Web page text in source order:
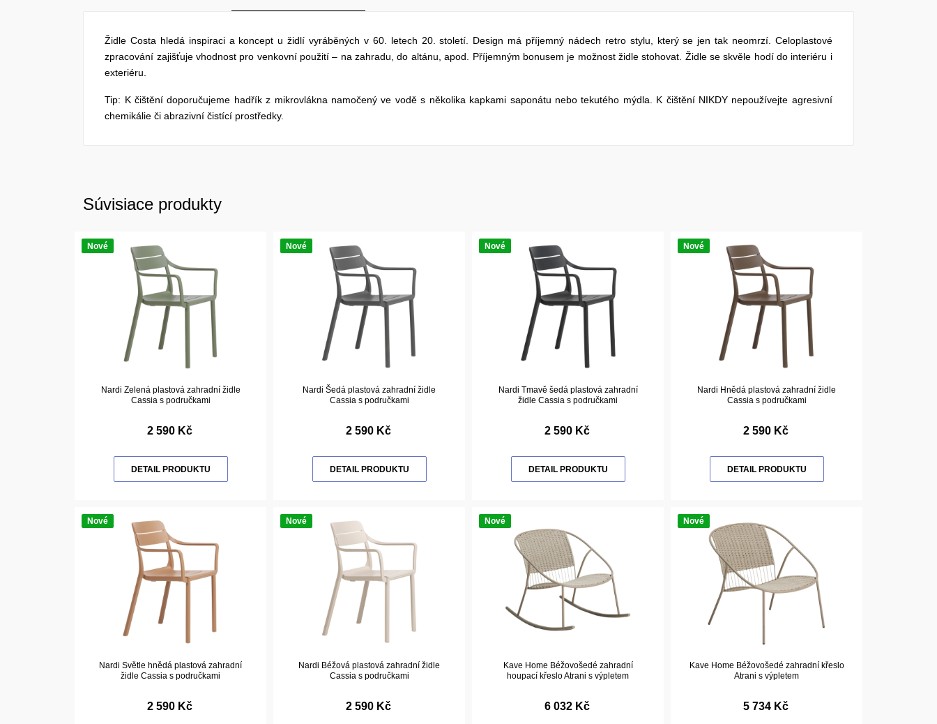
Židle Costa hledá inspiraci a koncept u židlí vyráběných v 60. letech 20. století. Design má příjemný nádech retro stylu, který se jen tak neomrzí. Celoplastové
zpracování zajišťuje vhodnost pro venkovní použití – na zahradu, do altánu, apod. Příjemným bonusem je možnost židle stohovat. Židle se skvěle hodí do interiéru i
exteriéru.
Tip: K čištění doporučujeme hadřík z mikrovlákna namočený ve vodě s několika kapkami saponátu nebo tekutého mýdla. K čištění NIKDY nepoužívejte agresivní
chemikálie či abrazivní čistící prostředky.
Súvisiace produkty
Nové
Nardi Zelená plastová zahradní židle
Cassia s područkami
2 590 Kč
DETAIL PRODUKTU
Nové
Nardi Šedá plastová zahradní židle
Cassia s područkami
2 590 Kč
DETAIL PRODUKTU
Nové
Nardi Tmavě šedá plastová zahradní
židle Cassia s područkami
2 590 Kč
DETAIL PRODUKTU
Nové
Nardi Hnědá plastová zahradní židle
Cassia s područkami
2 590 Kč
DETAIL PRODUKTU
Nové
Nardi Světle hnědá plastová zahradní
židle Cassia s područkami
2 590 Kč
Nové
Nardi Béžová plastová zahradní židle
Cassia s područkami
2 590 Kč
Nové
Kave Home Béžovošedé zahradní
houpací křeslo Atrani s výpletem
6 032 Kč
Nové
Kave Home Béžovošedé zahradní křeslo
Atrani s výpletem
5 734 Kč